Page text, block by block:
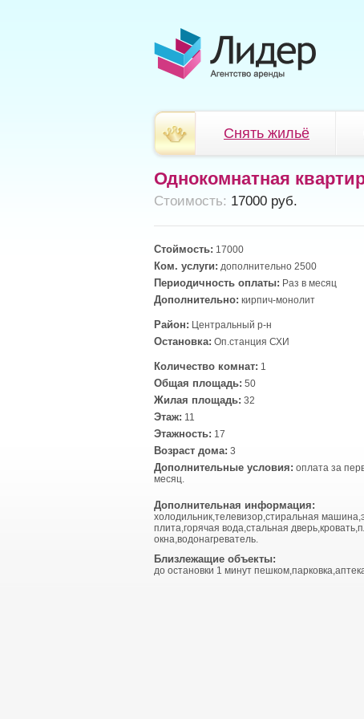
Снять жильё
Однокомнатная
Cтоимость: 17000 руб.
Стоймость: 17000
Ком. услуги: дополнительно 2500
Периодичность оплаты: Раз в месяц
Дополнительно: кирпич-монолит
Район: Центральный р-н
Остановка: Оп.станция СХИ
Количество комнат: 1
Общая площадь: 50
Жилая площадь: 32
Этаж: 11
Этажность: 17
Возраст дома: 3
Дополнительные условия: оплата за
месяц.
Дополнительная информация:
холодильник,телевизор,стиральная
плита,горячая вода,стальная
окна,водонагреватель.
Близлежащие объекты:
до остановки 1 минут